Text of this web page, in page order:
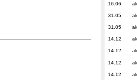
16.06
31.05
31.05
14.12
14.12
14.12
14.12